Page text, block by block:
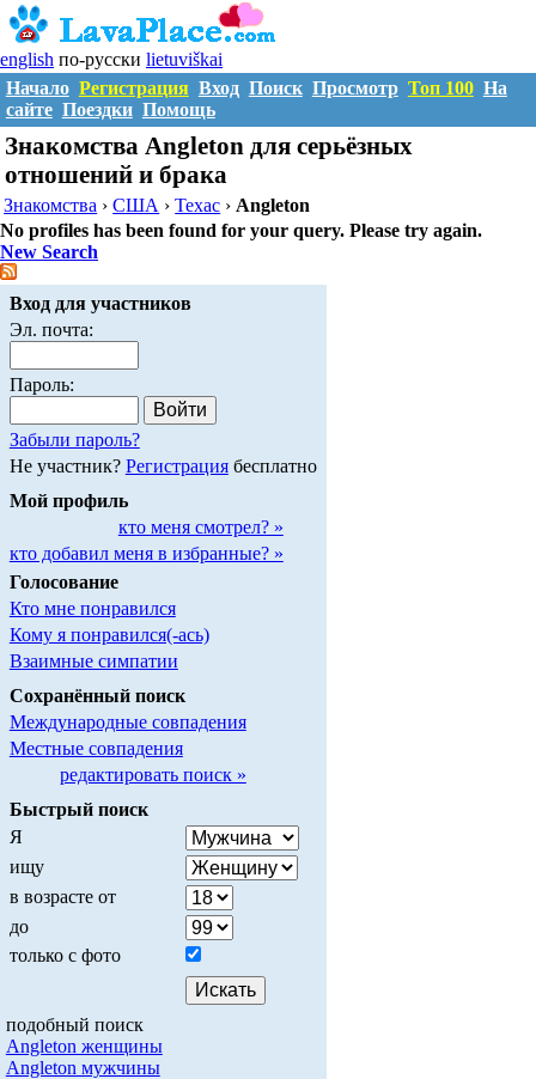
english по-русски lietuviškai
Начало Регистрация Вход Поиск Просмотр Топ 100 На
сайте Поездки Помощь
Знакомства Angleton для серьёзных
отношений и брака
Знакомства ›США ›Техас › Angleton
No profiles has been found for your query. Please try again.
New Search
Вход для участников
Эл. почта:
Пароль:
Забыли пароль?
Не участник? Регистрациябесплатно
Мой профиль
кто меня смотрел? »
кто добавил меня в избранные? »
Голосование
Кто мне понравился
Кому я понравился(-ась)
Взаимные симпатии
Сохранённый поиск
Международные совпадения
Местные совпадения
редактировать поиск »
Быстрый поиск
Я
ищу
в возрасте от
до
только с фото
подобный поиск
Angleton женщины
Angleton мужчины